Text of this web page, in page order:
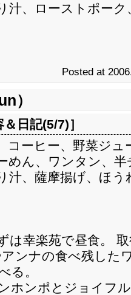
汁、ローストポー
Posted at
）
＆日記(5/7)］
コーヒー、野菜ジュ
めん、ワンタン、
汁、薩摩揚げ、ほ
は幸楽苑で昼食。
ンナの食べ残した
る。
ホンポとジョイフ